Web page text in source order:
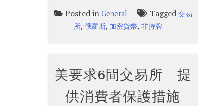
Posted in General Tagged 交易
所,俄羅斯, 加密貨幣,非持牌
美要求6間交易所 提
供消費者保護措施